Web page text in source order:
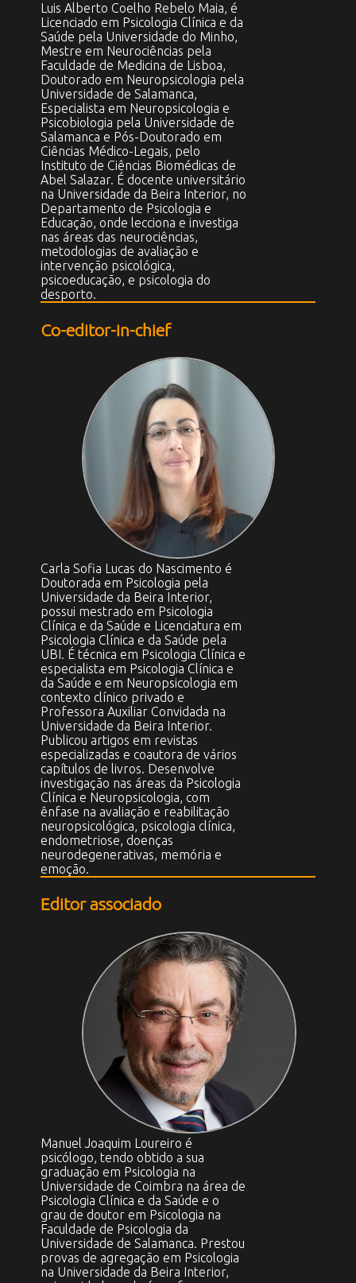
Luis Alberto Coelho Rebelo Maia, é
Licenciado em Psicologia Clínica e da
Saúde pela Universidade do Minho,
Mestre em Neurociências pela
Faculdade de Medicina de Lisboa,
Doutorado em Neuropsicologia pela
Universidade de Salamanca,
Especialista em Neuropsicologia e
Psicobiologia pela Universidade de
Salamanca e Pós-Doutorado em
Ciências Médico-Legais, pelo
Instituto de Ciências Biomédicas de
Abel Salazar. É docente universitário
na Universidade da Beira Interior, no
Departamento de Psicologia e
Educação, onde lecciona e investiga
nas áreas das neurociências,
metodologias de avaliação e
intervenção psicológica,
psicoeducação, e psicologia do
desporto.
Co-editor-in-chief
Carla Sofia Lucas do Nascimento é
Doutorada em Psicologia pela
Universidade da Beira Interior,
possui mestrado em Psicologia
Clínica e da Saúde e Licenciatura em
Psicologia Clínica e da Saúde pela
UBI. É técnica em Psicologia Clínica e
especialista em Psicologia Clínica e
da Saúde e em Neuropsicologia em
contexto clínico privado e
Professora Auxiliar Convidada na
Universidade da Beira Interior.
Publicou artigos em revistas
especializadas e coautora de vários
capítulos de livros. Desenvolve
investigação nas áreas da Psicologia
Clínica e Neuropsicologia, com
ênfase na avaliação e reabilitação
neuropsicológica, psicologia clínica,
endometriose, doenças
neurodegenerativas, memória e
emoção.
Editor associado
Manuel Joaquim Loureiro é
psicólogo, tendo obtido a sua
graduação em Psicologia na
Universidade de Coimbra na área de
Psicologia Clínica e da Saúde e o
grau de doutor em Psicologia na
Faculdade de Psicologia da
Universidade de Salamanca. Prestou
provas de agregação em Psicologia
na Universidade da Beira Interior,